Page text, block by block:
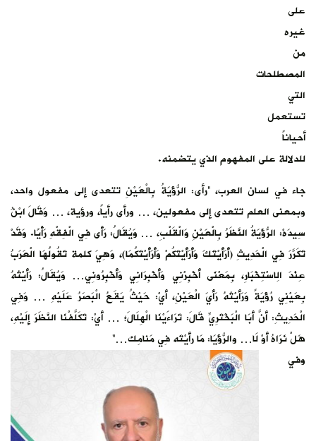
على
غيره
من
المصطلحات
التي
تستعمل
أحياناً
للدلالة على المفهوم الذي يتضمنه.
جاء في لسان العرب، “رأى: الرُّؤْيَةُ بِالْعَيْنِ تتعدى إلى مفعول واحد،
وبمعنى العلم تتعدى إلى مفعولين، … ورأى رأياً، ورؤية، … وَقَالَ ابْنُ
سِيدَهْ: الرُّؤْيَةُ النَّظَرُ بِالْعَيْنِ وَالْقَلْبِ، … وَيُقَالُ: رَأَى فِي الْفِقْهِ رَأْيًا. وَقَدْ
تَكَرَّرَ فِي الْحَدِيثِ (أَرَأَيْتَكَ وَأَرَأَيْتَكُمْ وَأَرَأَيْتَكُمَا)، وَهِيَ كلمة تَقُولُهَا الْعَرَبُ
عِنْدَ الِاسْتِخْبَارِ، بِمَعْنَى أَخْبِرْنِي وَأَخْبِرَانِي وَأَخْبِرُونِي… وَيُقَالُ: رَأَيْتُهُ
بِعَيْنِي رُؤْيَةً وَرَأَيْتُهُ رَأْيَ الْعَيْنِ، أَيْ: حَيْثُ يَقَعُ الْبَصَرُ عَلَيْهِ … وَفِي
الْحَدِيثِ: أَنَّ أَبَا الْبَخْتَرِيِّ قَالَ: تَرَاءَيْنَا الْهِلَالَ؛ … أَيْ: تَكَلَّفْنَا النَّظَرَ إِلَيْهِ،
هَلْ نَرَاهُ أَوْ لَا… والرُّؤْيَا: مَا رأَيْتَه فِي مَنامِك…”
وفي